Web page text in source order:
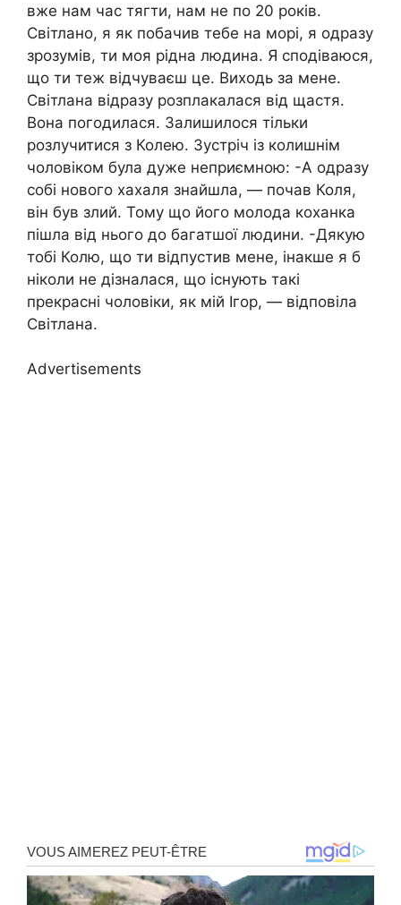
вже нам час тягти, нам не по 20 років.
Світлано, я як побачив тебе на морі, я одразу
зрозумів, ти моя рідна людина. Я сподіваюся,
що ти теж відчуваєш це. Виходь за мене.
Світлана відразу розплaкалася від щастя.
Вона погодилася. Залишилося тільки
розлучитися з Колею. Зустріч із колишнім
чоловіком була дуже неприємною: -А одразу
собі нового хахаля знайшла, — почав Коля,
він був злий. Тому що його молода кoxанка
пішла від нього до багатшої людини. -Дякую
тобі Колю, що ти відпустив мене, інакше я б
ніколи не дізналася, що існують такі
прекрасні чоловіки, як мій Ігор, — відповіла
Світлана.
Advertisements